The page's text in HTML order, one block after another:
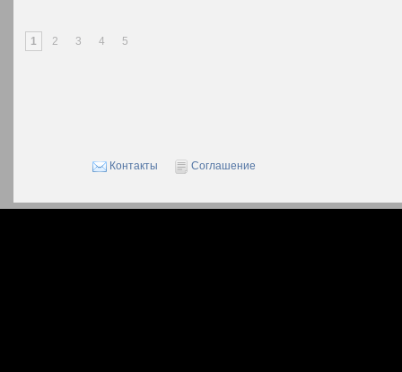
1 2 3 4 5
Контакты Соглашение